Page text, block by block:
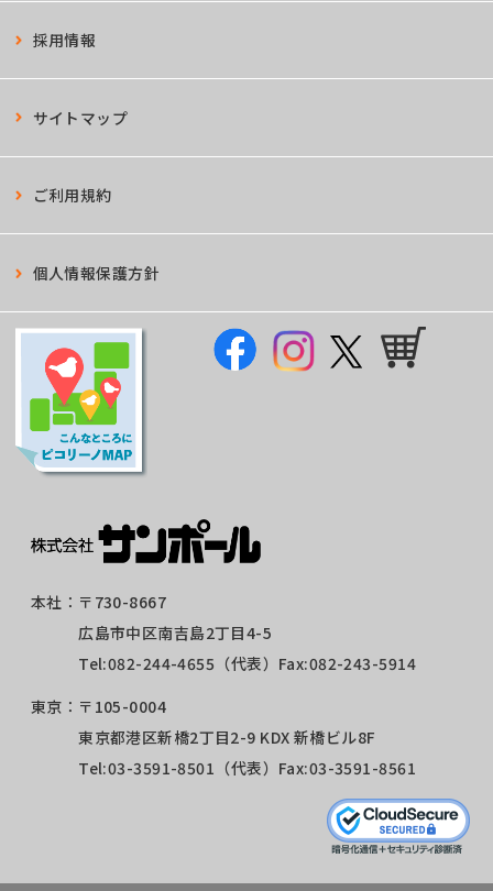
採用情報
サイトマップ
ご利用規約
個人情報保護方針
本社： 〒730-8667
広島市中区南吉島2丁目4-5
Tel:082-244-4655 （代表）Fax:082-243-5914
東京： 〒105-0004
東京都港区新橋2丁目2-9 KDX 新橋ビル8F
Tel:03-3591-8501 （代表）Fax:03-3591-8561